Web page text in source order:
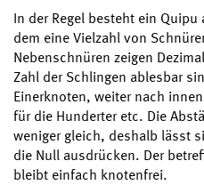
In der Regel besteht ein
dem eine Vielzahl von
Nebenschnüren zeigen
Zahl der Schlingen ablesbar
Einerknoten, weiter nach
für die Hunderter etc. Die
weniger gleich, deshalb lässt
die Null ausdrücken. Der
bleibt einfach knotenfrei.